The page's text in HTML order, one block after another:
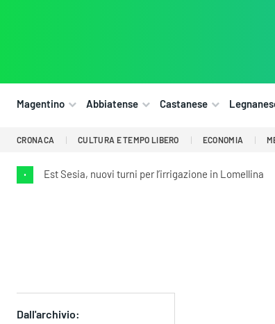
Magentino Abbiatense Castanese
CRONACA CULTURA E TEMPO LIBERO ECONOMIA
• Est Sesia, nuovi turni per l’irrigazione in Lomellina
Dall'archivio: